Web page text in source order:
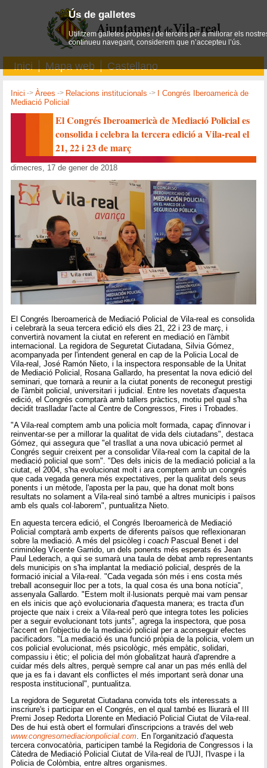
Inici Mapa web Castellano
Inici ->Àrees -> Relacions institucionals ->
I Congrés Iberoamericà de
Mediació Policial
El Congrés Iberoamericà de Mediació Policial es
consolida i celebra la tercera edició a Vila-real el
21, 22 i 23 de març
dimecres, 17 de gener de 2018
El Congrés Iberoamericà de Mediació Policial de Vila-real es consolida
i celebrarà la seua tercera edició els dies 21, 22 i 23 de març, i
convertirà novament la ciutat en referent en mediació en l'àmbit
internacional. La regidora de Seguretat Ciutadana, Silvia Gómez,
acompanyada per l'intendent general en cap de la Policia Local de
Vila-real, José Ramón Nieto, i la inspectora responsable de la Unitat
de Mediació Policial, Rosana Gallardo, ha presentat la nova edició del
seminari, que tornarà a reunir a la ciutat ponents de reconegut prestigi
de l'àmbit policial, universitari i judicial. Entre les novetats d'aquesta
edició, el Congrés comptarà amb tallers pràctics, motiu pel qual s'ha
decidit traslladar l'acte al Centre de Congressos, Fires i Trobades.
"A Vila-real comptem amb una policia molt formada, capaç d'innovar i
reinventar-se per a millorar la qualitat de vida dels ciutadans", destaca
Gómez, qui assegura que "el trasllat a una nova ubicació permet al
Congrés seguir creixent per a consolidar Vila-real com la capital de la
mediació policial que som". "Des dels inicis de la mediació policial a la
ciutat, el 2004, s'ha evolucionat molt i ara comptem amb un congrés
que cada vegada genera més expectatives, per la qualitat dels seus
ponents i un mètode, l'aposta per la pau, que ha donat molt bons
resultats no solament a Vila-real sinó també a altres municipis i països
amb els quals col·laborem", puntualitza Nieto.
En aquesta tercera edició, el Congrés Iberoamericà de Mediació
Policial comptarà amb experts de diferents països que reflexionaran
sobre la mediació. A més del psicòleg icoach Pascual Benet i del
criminòleg Vicente Garrido, un dels ponents més esperats és Jean
Paul Lederach, a qui se sumarà una taula de debat amb representants
dels municipis on s'ha implantat la mediació policial, després de la
formació inicial a Vila-real. "Cada vegada són més i ens costa més
treball aconseguir lloc per a tots, la qual cosa és una bona notícia",
assenyala Gallardo. "Estem molt il·lusionats perquè mai vam pensar
en els inicis que açò evolucionaria d'aquesta manera; es tracta d'un
projecte que naix i creix a Vila-real però que integra totes les policies
per a seguir evolucionant tots junts", agrega la inspectora, que posa
l'accent en l'objectiu de la mediació policial per a aconseguir efectes
pacificadors. "La mediació és una funció pròpia de la policia, volem un
cos policial evolucionat, més psicològic, més empàtic, solidari,
compassiu i ètic; el policia del món globalitzat haurà d'aprendre a
cuidar més dels altres, perquè sempre cal anar un pas més enllà del
que ja es fa i davant els conflictes el més important serà donar una
resposta institucional", puntualitza.
La regidora de Seguretat Ciutadana convida tots els interessats a
inscriure's i participar en el Congrés, en el qual també es lliurarà el III
Premi Josep Redorta Llorente en Mediació Policial Ciutat de Vila-real.
Des de hui està obert el formulari d'inscripcions a través del web
www.congresomediacionpolicial.com . En l'organització d'aquesta
tercera convocatòria, participen també la Regidoria de Congressos i la
Càtedra de Mediació Policial Ciutat de Vila-real de l'UJI, l'Ivaspe i la
Policia de Colòmbia, entre altres organismes.
Ús de galletes
Utilitzem galletes pròpies i de tercers per a millorar els
continueu navegant, considerem que n’accepteu l’ús.